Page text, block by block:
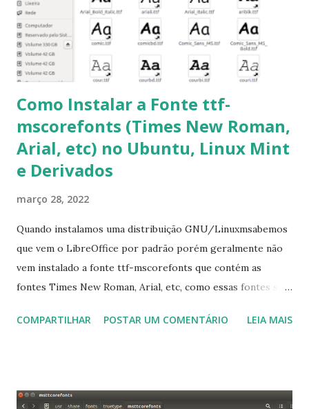
Corrigir problemas de dependências, concluir instalação de
pacotes pendentes e outros erros: $ sudo apt-get -f install
6- Se o comando sudo apt-get -f install nã...
Como Instalar a Fonte ttf-
mscorefonts (Times New Roman,
Arial, etc) no Ubuntu, Linux Mint
e Derivados
março 28, 2022
Quando instalamos uma distribuição GNU/Linuxmsabemos
que vem o LibreOffice por padrão porém geralmente não
vem instalado a fonte ttf-mscorefonts que contém as
fontes Times New Roman, Arial, etc, como essas fontes são
a Associação Brasileira de Normas Técnicas (ABNT), exige
que contém essas fontes. Ao instalar o GNU/Linux abra o
COMPARTILHAR POSTAR UM COMENTÁRIO LEIA MAIS